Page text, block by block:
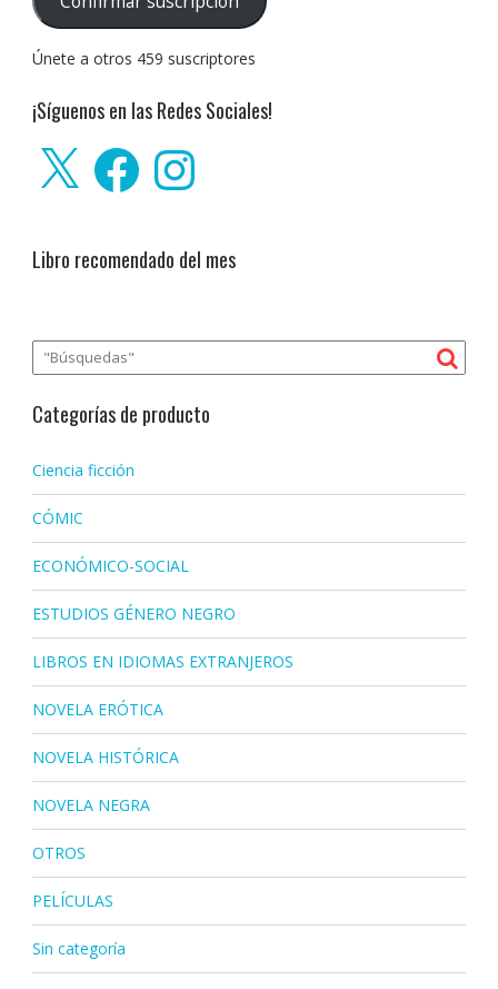
electrónico:
Únete a otros 459 suscriptores
¡Síguenos en las Redes Sociales!
FacebookInstagram
Libro recomendado del mes
Categorías de producto
Ciencia ficción
CÓMIC
ECONÓMICO-SOCIAL
ESTUDIOS GÉNERO NEGRO
LIBROS EN IDIOMAS EXTRANJEROS
NOVELA ERÓTICA
NOVELA HISTÓRICA
NOVELA NEGRA
OTROS
PELÍCULAS
Sin categoría